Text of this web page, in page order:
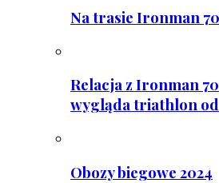
Na trasie Ironman
Relacja z Ironman
wygląda triathlon
Obozy biegowe 2024